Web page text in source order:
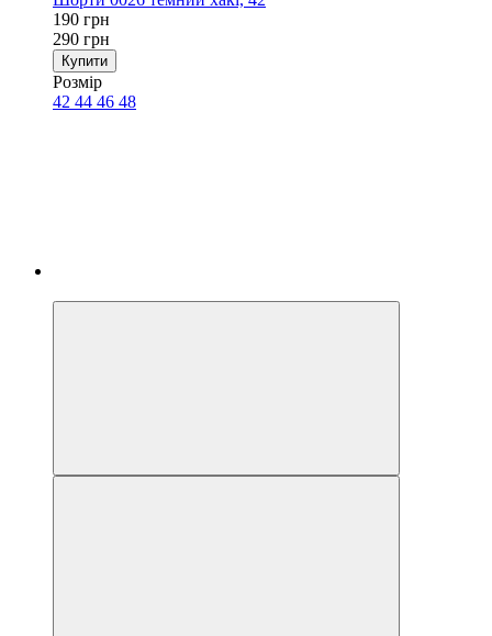
190 грн
290 грн
Купити
Розмір
42 44 46 48